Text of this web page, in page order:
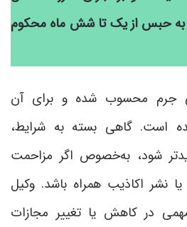
به حبس از یک تا شش ماه محکوم
جرم محسوب شده و برای آن
است. گاهی بسته به شرایط،
شود، به‌خصوص اگر مزاحمت
نشر اکاذیب همراه باشد. وکیل
در کاهش یا تغییر مجازات